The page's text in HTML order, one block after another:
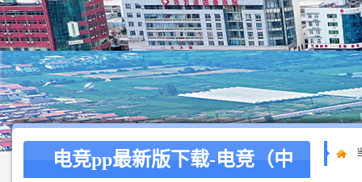
电竞pp最新版下载-电竞（中